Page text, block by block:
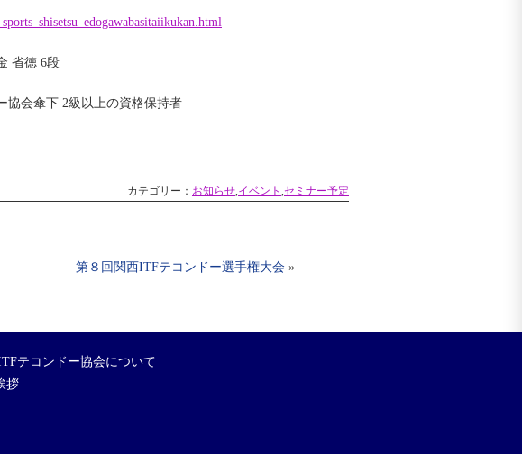
省徳 6段
協会傘下 2級以上の資格保持者
カテゴリー： お知らせ,イベント ,セミナー予定
第８回関西ITFテコンドー選手権大会 »
テコンドー協会について
拶